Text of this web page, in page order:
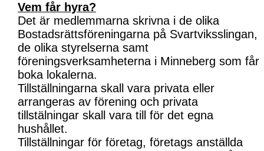
Vem får hyra?
Det är medlemmarna skrivna i de olika
Bostadsrättsföreningarna på Svartviksslingan,
de olika styrelserna samt
föreningsverksamheterna i Minneberg som får
boka lokalerna.
Tillställningarna skall vara privata eller
arrangeras av förening och privata
tillstälningar skall vara till för det egna
hushållet.
Tillställningar för företag, företags anställda